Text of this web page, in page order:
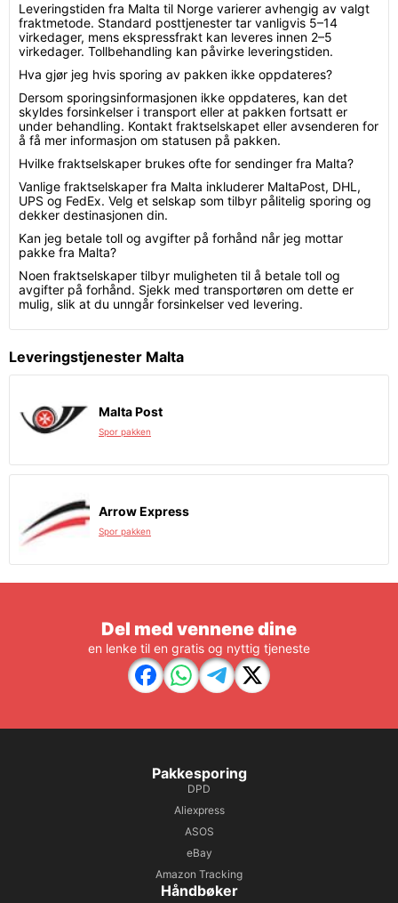
Leveringstiden fra Malta til Norge varierer avhengig av valgt
fraktmetode. Standard posttjenester tar vanligvis 5–14
virkedager, mens ekspressfrakt kan leveres innen 2–5
virkedager. Tollbehandling kan påvirke leveringstiden.
Hva gjør jeg hvis sporing av pakken ikke oppdateres?
Dersom sporingsinformasjonen ikke oppdateres, kan det
skyldes forsinkelser i transport eller at pakken fortsatt er
under behandling. Kontakt fraktselskapet eller avsenderen for
å få mer informasjon om statusen på pakken.
Hvilke fraktselskaper brukes ofte for sendinger fra Malta?
Vanlige fraktselskaper fra Malta inkluderer MaltaPost, DHL,
UPS og FedEx. Velg et selskap som tilbyr pålitelig sporing og
dekker destinasjonen din.
Kan jeg betale toll og avgifter på forhånd når jeg mottar
pakke fra Malta?
Noen fraktselskaper tilbyr muligheten til å betale toll og
avgifter på forhånd. Sjekk med transportøren om dette er
mulig, slik at du unngår forsinkelser ved levering.
Leveringstjenester Malta
Malta Post
Spor pakken
Arrow Express
Spor pakken
Del med vennene dine
en lenke til en gratis og nyttig tjeneste
Pakkesporing
DPD
Aliexpress
ASOS
eBay
Amazon Tracking
Håndbøker